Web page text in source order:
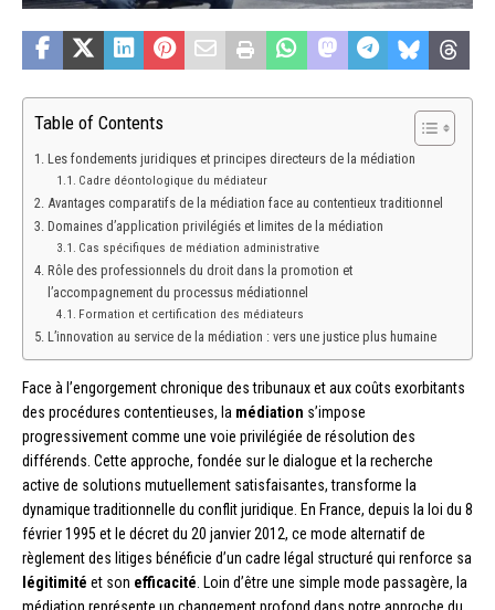
Table of Contents
Les fondements juridiques et principes directeurs de la médiation
Cadre déontologique du médiateur
Avantages comparatifs de la médiation face au contentieux traditionnel
Domaines d’application privilégiés et limites de la médiation
Cas spécifiques de médiation administrative
Rôle des professionnels du droit dans la promotion et
l’accompagnement du processus médiationnel
Formation et certification des médiateurs
L’innovation au service de la médiation : vers une justice plus humaine
Face à l’engorgement chronique des tribunaux et aux coûts exorbitants
des procédures contentieuses, la médiation s’impose
progressivement comme une voie privilégiée de résolution des
différends. Cette approche, fondée sur le dialogue et la recherche
active de solutions mutuellement satisfaisantes, transforme la
dynamique traditionnelle du conflit juridique. En France, depuis la loi du 8
février 1995 et le décret du 20 janvier 2012, ce mode alternatif de
règlement des litiges bénéficie d’un cadre légal structuré qui renforce sa
légitimité et son efficacité. Loin d’être une simple mode passagère, la